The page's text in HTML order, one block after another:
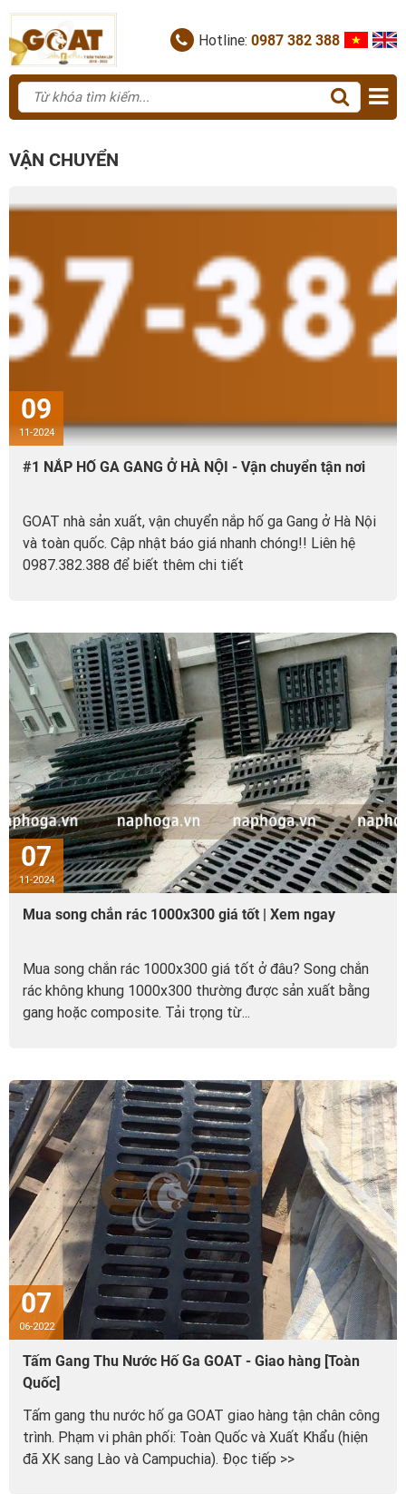
Hotline: 0987 382 388
VẬN CHUYỂN
09
11-2024
#1 NẮP HỐ GA GANG Ở HÀ NỘI - Vận chuyển tận nơi
GOAT nhà sản xuất, vận chuyển nắp hố ga Gang ở Hà Nội
và toàn quốc. Cập nhật báo giá nhanh chóng!! Liên hệ
0987.382.388 để biết thêm chi tiết
07
11-2024
Mua song chắn rác 1000x300 giá tốt | Xem ngay
Mua song chắn rác 1000x300 giá tốt ở đâu? Song chắn
rác không khung 1000x300 thường được sản xuất bằng
gang hoặc composite. Tải trọng từ...
07
06-2022
Tấm Gang Thu Nước Hố Ga GOAT - Giao hàng [Toàn
Quốc]
Tấm gang thu nước hố ga GOAT giao hàng tận chân công
trình. Phạm vi phân phối: Toàn Quốc và Xuất Khẩu (hiện
đã XK sang Lào và Campuchia). Đọc tiếp >>